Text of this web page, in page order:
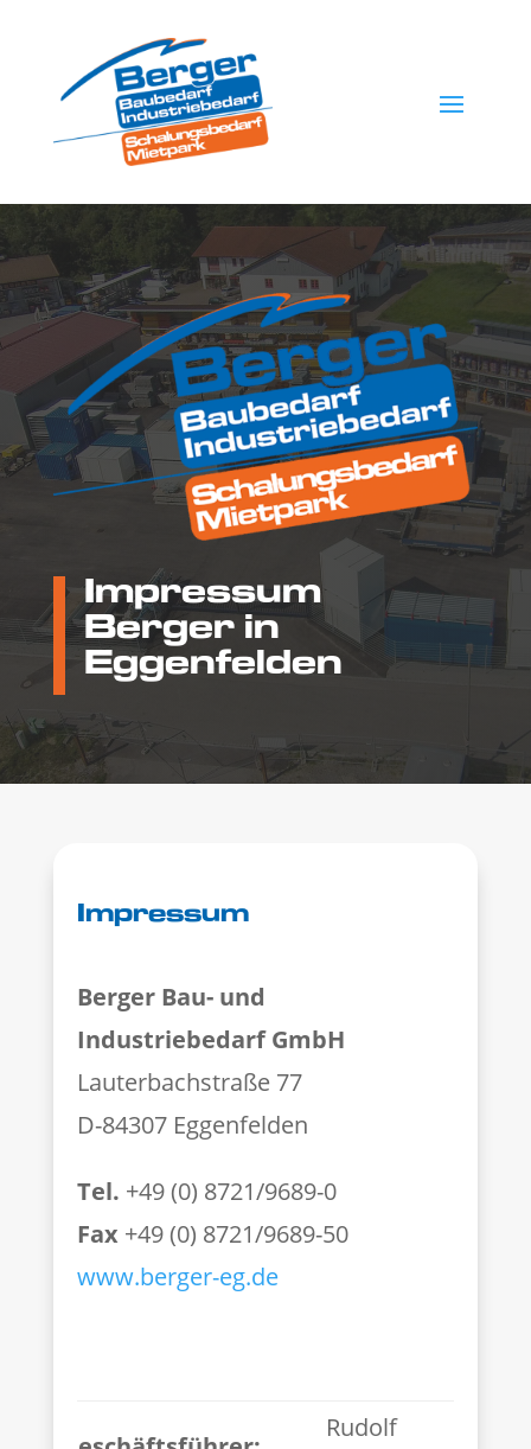
Impressum
Berger in
Eggenfelden
Impressum
Berger Bau- und
Industriebedarf GmbH
Lauterbachstraße 77
D-84307 Eggenfelden
Tel. +49 (0) 8721/9689-0
Fax+49 (0) 8721/9689-50
www.berger-eg.de
Rudolf